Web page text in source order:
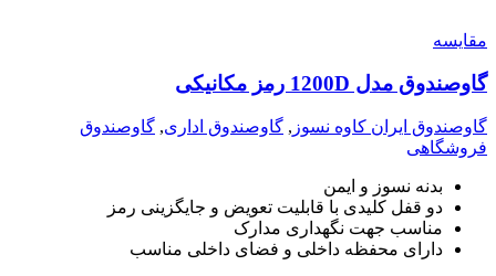
مقايسه
گاوصندوق مدل 1200D رمز مکانیکی
گاوصندوق ایران کاوه نسوز , گاوصندوق اداری, گاوصندوق
فروشگاهی
بدنه نسوز و ایمن
دو قفل کلیدی با قابلیت تعویض و جایگزینی رمز
مناسب جهت نگهداری مدارک
دارای محفظه داخلی و فضای داخلی مناسب